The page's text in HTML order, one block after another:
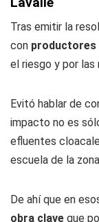
Tras emitir la
con productores
el riesgo y por las
Evitó hablar de
impacto no es
efluentes
escuela de la
De ahí que en
obra clave que